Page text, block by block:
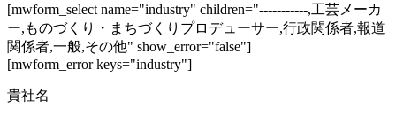
[mwform_select name="industry" children="-----------,工芸メーカ
ー,ものづくり・まちづくりプロデューサー,行政関係者,報道
関係者,一般,その他" show_error="false"]
[mwform_error keys="industry"]
貴社名